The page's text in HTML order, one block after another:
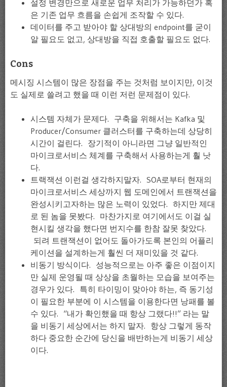
설정 변경만으로 새로운 업무 처리가 가능하던가 혹
은 기존 업무 흐름을 손쉽게 조작할 수 있다.
데이터를 주고 받아야 할 상대방의 endpoint를 굳이
알 필요도 없고, 상대방을 직접 호출할 필요도 없다.
Cons
메시징 시스템이 많은 장점을 주는 것처럼 보이지만, 이것
도 실제로 쓸려고 했을 때 이런 저런 문제점이 있다.
시스템 자체가 문제다. 구축을 위해서는 Kafka 및
Producer/Consumer 클러스터를 구축하는데 상당히
시간이 걸린다. 장기적이 아니라면 그냥 일반적인
마이크로서비스 체계를 구축해서 사용하는게 훨 낫
다.
트랙잭션 이런걸 생각하지말자. SOA로부터 현재의
마이크로서비스 세상까지 웹 도메인에서 트랜잭션을
완성시키고자하는 많은 노력이 있었다. 하지만 제대
로 된 놈을 못봤다. 마찬가지로 여기에서도 이걸 실
현시킬 생각을 했다면 번지수를 한참 잘못 찾았다.
되려 트랜잭션이 없어도 돌아가도록 본인의 어플리
케이션을 설계하는게 훨씬 더 재미있을 것 같다.
비동기 방식이다. 성능적으로는 아주 좋은 이점이지
만 실제 운영될 때 상상을 초월하는 모습을 보여주는
경우가 있다. 특히 타이밍이 맞아야 하는, 즉 동기성
이 필요한 부분에 이 시스템을 이용한다면 낭패를 볼
수 있다. “내가 확인했을 때 항상 그랬다!!” 라는 말
을 비동기 세상에서는 하지 말자. 항상 그렇게 동작
하다 중요한 순간에 당신을 배반하는게 비동기 세상
이다.